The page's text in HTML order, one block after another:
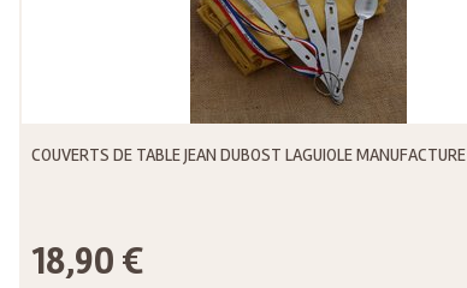
COUVERTS DE TABLE JEAN DUBOST LAGUIOLE MANUFACTURE
18,90 €